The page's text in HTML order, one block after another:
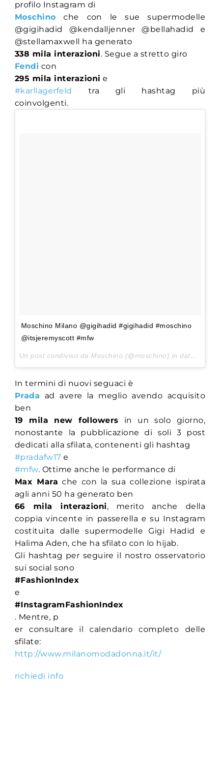
profilo Instagram di
Moschino che con le sue supermodelle
@gigihadid @kendalljenner @bellahadid e
@stellamaxwell ha generato
338 mila interazioni. Segue a stretto giro
Fendi con
295 mila interazioni e
#karllagerfeld
tra gli hashtag più
coinvolgenti.
Moschino Milano @gigihadid #gigihadid #moschino
@itsjeremyscott #mfw
Un post condiviso da Moschino (@moschino) in data:
In termini di nuovi seguaci è
Prada ad avere la meglio avendo acquisito
ben
19 mila new followers in un solo giorno,
nonostante la pubblicazione di soli 3 post
dedicati alla sfilata, contenenti gli hashtag
#pradafw17 e
#mfw. Ottime anche le performance di
Max Mara che con la sua collezione ispirata
agli anni 50 ha generato ben
66 mila interazioni, merito anche della
coppia vincente in passerella e su Instagram
costituita dalle supermodelle Gigi Hadid e
Halima Aden, che ha sfilato con lo hijab.
Gli hashtag per seguire il nostro osservatorio
sui social sono
#FashionIndex
e
#InstagramFashionIndex
. Mentre, p
er consultare il calendario completo delle
sfilate:
http://www.milanomodadonna.it/it/
richiedi info